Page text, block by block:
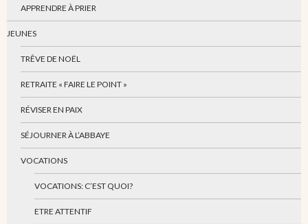
APPRENDRE À PRIER
JEUNES
TRÊVE DE NOËL
RETRAITE « FAIRE LE POINT »
RÉVISER EN PAIX
SÉJOURNER À L’ABBAYE
VOCATIONS
VOCATIONS: C’EST QUOI?
ETRE ATTENTIF